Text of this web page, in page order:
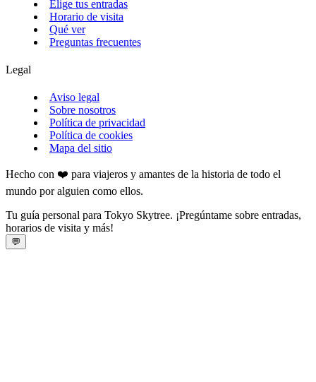
Elige tus entradas
Horario de visita
Qué ver
Preguntas frecuentes
Legal
Aviso legal
Sobre nosotros
Política de privacidad
Política de cookies
Mapa del sitio
Hecho con ❤️ para viajeros y amantes de la historia de todo el
mundo por alguien como ellos.
Tu guía personal para Tokyo Skytree. ¡Pregúntame sobre entradas,
horarios de visita y más!
💬